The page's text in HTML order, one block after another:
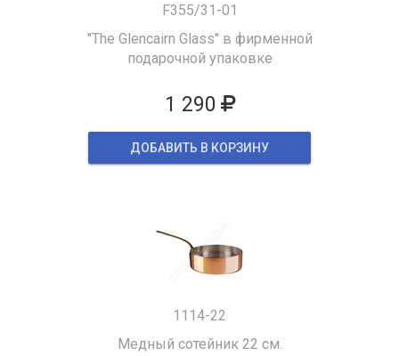
F355/31-01
"The Glencairn Glass" в фирменной
подарочной упаковке
1 290
ДОБАВИТЬ В КОРЗИНУ
1114-22
Медный сотейник 22 см.